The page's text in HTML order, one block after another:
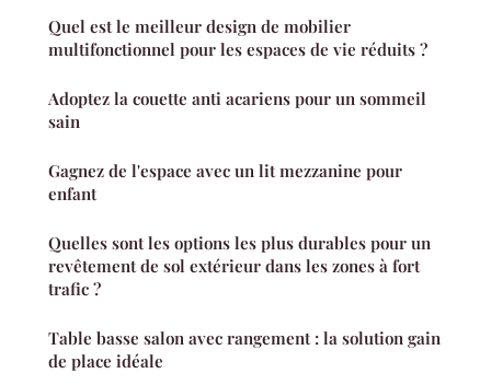
Quel est le meilleur design de mobilier
multifonctionnel pour les espaces de vie réduits ?
Adoptez la couette anti acariens pour un sommeil
sain
Gagnez de l'espace avec un lit mezzanine pour
enfant
Quelles sont les options les plus durables pour un
revêtement de sol extérieur dans les zones à fort
trafic ?
Table basse salon avec rangement : la solution gain
de place idéale